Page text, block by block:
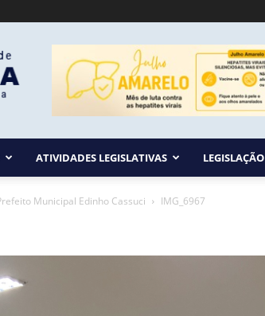
ATIVIDADES LEGISLATIVAS LEGISLAÇÃO
Municipal Edinho Cassuci IMG_6967